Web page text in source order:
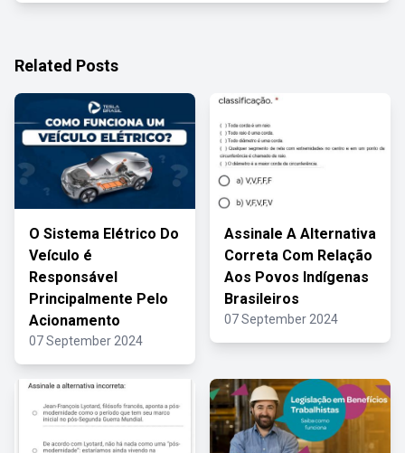
Related Posts
O Sistema Elétrico Do
Veículo é
Responsável
Principalmente Pelo
Acionamento
07 September 2024
Assinale A Alternativa
Correta Com Relação
Aos Povos Indígenas
Brasileiros
07 September 2024